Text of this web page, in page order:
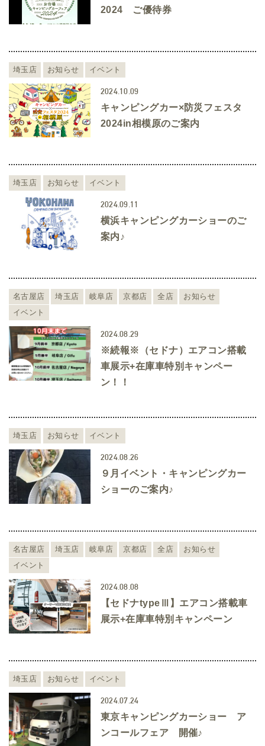
2024 ご優待券
埼玉店 お知らせ イベント
2024.10.09
キャンピングカー×防災フェスタ
2024in相模原のご案内
埼玉店 お知らせ イベント
2024.09.11
横浜キャンピングカーショーのご
案内♪
名古屋店 埼玉店 岐阜店 京都店 全店
お知らせ
イベント
2024.08.29
※続報※（セドナ）エアコン搭載
車展示+在庫車特別キャンペー
ン！！
埼玉店 お知らせ イベント
2024.08.26
９月イベント・キャンピングカー
ショーのご案内♪
名古屋店 埼玉店 岐阜店 京都店 全店
お知らせ
イベント
2024.08.08
【セドナtypeⅢ】エアコン搭載車
展示+在庫車特別キャンペーン
埼玉店 お知らせ イベント
2024.07.24
東京キャンピングカーショー ア
ンコールフェア 開催♪